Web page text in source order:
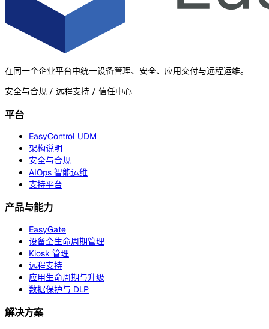
在同一个企业平台中统一设备管理、安全、应用交付与远程运维。
安全与合规 / 远程支持 / 信任中心
平台
EasyControl UDM
架构说明
安全与合规
AIOps 智能运维
支持平台
产品与能力
EasyGate
设备全生命周期管理
Kiosk 管理
远程支持
应用生命周期与升级
数据保护与 DLP
解决方案